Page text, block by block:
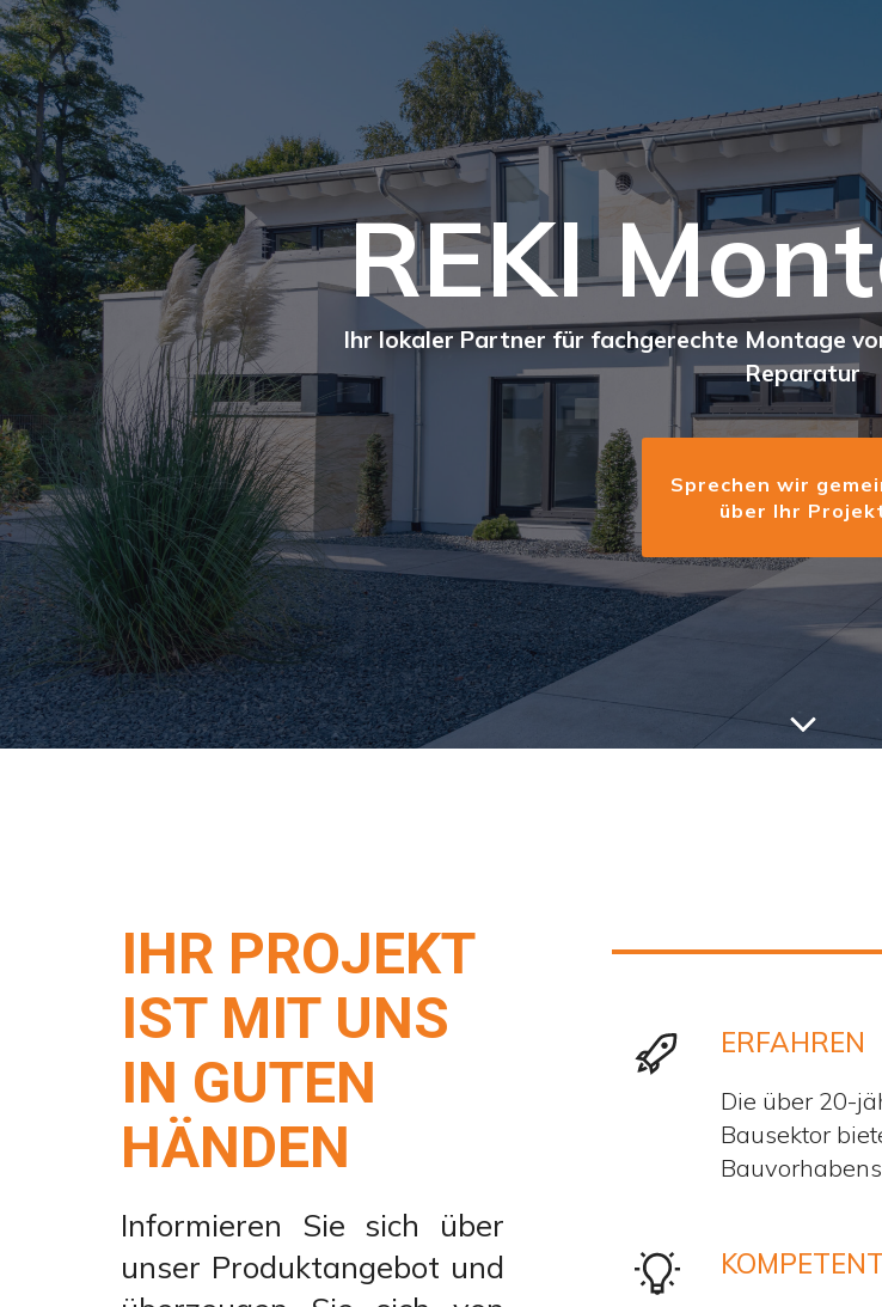
REKI
Ihr lokaler Partner für fachgerechte Montage
Reparatur
Sprechen wir
über Ihr
IHR PROJEKT
IST MIT UNS
IN GUTEN
HÄNDEN
Informieren Sie sich über
unser Produktangebot und
ERFAHREN
Die über 20-
Bausektor
KOMPETENT